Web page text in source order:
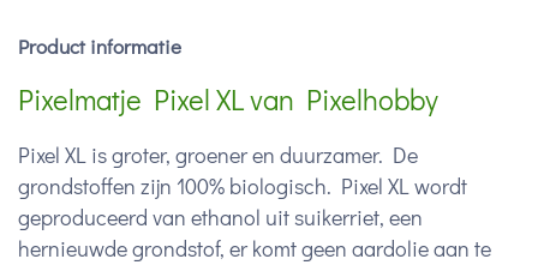
Product informatie
Pixelmatje Pixel XL van Pixelhobby
Pixel XL is groter, groener en duurzamer. De
grondstoffen zijn 100% biologisch. Pixel XL wordt
geproduceerd van ethanol uit suikerriet, een
hernieuwde grondstof, er komt geen aardolie aan te